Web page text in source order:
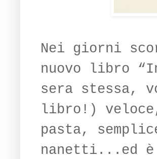
Nei giorni
nuovo libro
sera stessa,
libro!)
pasta,
nanetti...ed